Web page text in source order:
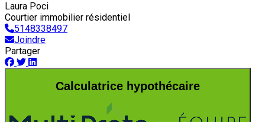
Laura Poci
Courtier immobilier résidentiel
5148338497
Joindre
Partager
Calculatrice hypothécaire